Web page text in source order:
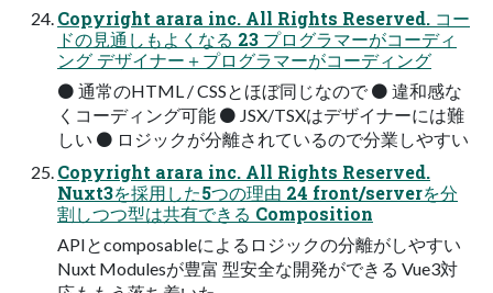
Copyright arara inc. All Rights Reserved. コー
ドの見通しもよくなる 23 プログラマーがコーディ
ング デザイナー＋プログラマーがコーディング
⚫ 通常のHTML / CSSとほぼ同じなので ⚫ 違和感な
くコーディング可能 ⚫ JSX/TSXはデザイナーには難
しい ⚫ ロジックが分離されているので分業しやすい
Copyright arara inc. All Rights Reserved.
Nuxt3を採用した5つの理由 24 front/serverを分
割しつつ型は共有できる Composition
APIとcomposableによるロジックの分離がしやすい
Nuxt Modulesが豊富 型安全な開発ができる Vue3対